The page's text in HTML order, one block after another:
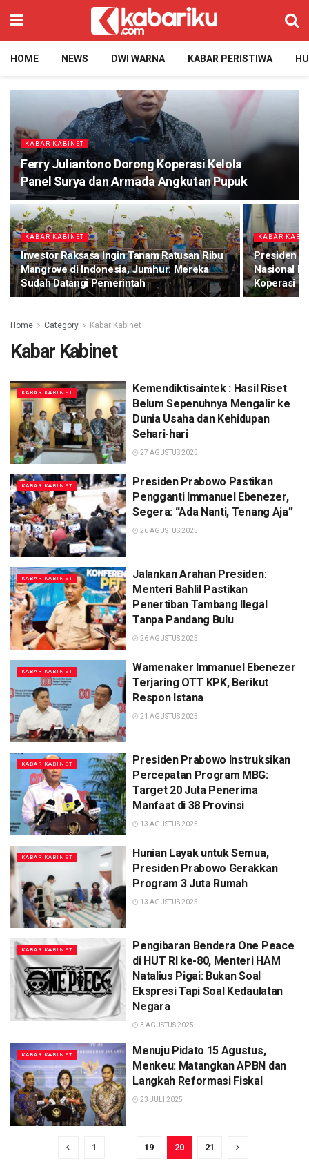
HOME NEWS DWI WARNA KABAR PERISTIWA
KABAR KABINET
Ferry Juliantono Dorong Koperasi Kelola
Panel Surya dan Armada Angkutan Pupuk
KABAR KABINET
Investor Raksasa Ingin Tanam Ratusan Ribu
Mangrove di Indonesia, Jumhur: Mereka
Sudah Datangi Pemerintah
KABAR
Presiden
Nasional
Koperasi
Home Category Kabar Kabinet
Kabar Kabinet
KABAR KABINET
Kemendiktisaintek : Hasil Riset
Belum Sepenuhnya Mengalir ke
Dunia Usaha dan Kehidupan
Sehari-hari
27 AGUSTUS 2025
KABAR KABINET
Presiden Prabowo Pastikan
Pengganti Immanuel Ebenezer,
Segera: “Ada Nanti, Tenang Aja”
26 AGUSTUS 2025
KABAR KABINET
Jalankan Arahan Presiden:
Menteri Bahlil Pastikan
Penertiban Tambang Ilegal
Tanpa Pandang Bulu
26 AGUSTUS 2025
KABAR KABINET
Wamenaker Immanuel Ebenezer
Terjaring OTT KPK, Berikut
Respon Istana
21 AGUSTUS 2025
KABAR KABINET
Presiden Prabowo Instruksikan
Percepatan Program MBG:
Target 20 Juta Penerima
Manfaat di 38 Provinsi
13 AGUSTUS 2025
KABAR KABINET
Hunian Layak untuk Semua,
Presiden Prabowo Gerakkan
Program 3 Juta Rumah
13 AGUSTUS 2025
KABAR KABINET
Pengibaran Bendera One Peace
di HUT RI ke-80, Menteri HAM
Natalius Pigai: Bukan Soal
Ekspresi Tapi Soal Kedaulatan
Negara
3 AGUSTUS 2025
KABAR KABINET
Menuju Pidato 15 Agustus,
Menkeu: Matangkan APBN dan
Langkah Reformasi Fiskal
23 JULI 2025
1 19 20 21